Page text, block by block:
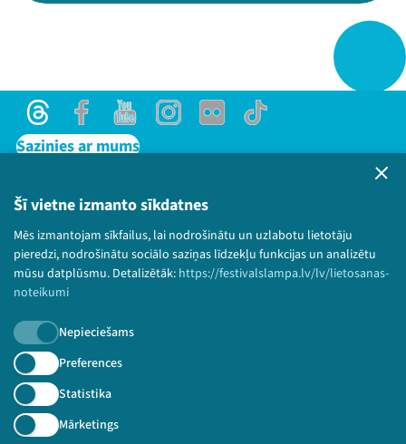
Šī vietne izmanto sīkdatnes
Mēs izmantojam sīkfailus, lai nodrošinātu un uzlabotu lietotāju
pieredzi, nodrošinātu sociālo saziņas līdzekļu funkcijas un analizētu
mūsu datplūsmu. Detalizētāk: https://festivalslampa.lv/lv/lietosanas-
noteikumi
Nepieciešams
Preferences
Statistika
Mārketings
TikTok
ThreadsFacebookYoutubeInstagram
Flick TikTok
Sazinies ar mums
Lietošanas noteikumi un sīkdatņu politika
Bērnu aizsardzības politika
© 2026 Sarunu festivāls LAMPA Visas tiesības
paturētas.
Piesakies jaunumiem!
Nepalaid garām aktuālāko informāciju!